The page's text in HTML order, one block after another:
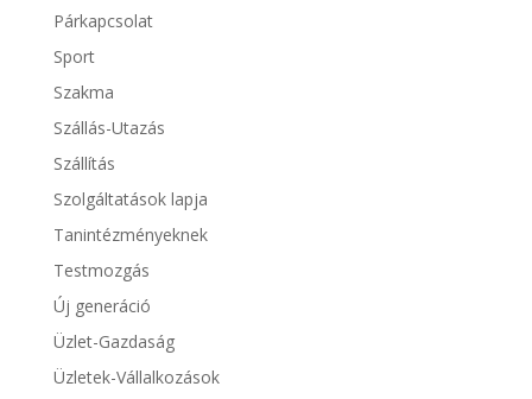
Párkapcsolat
Sport
Szakma
Szállás-Utazás
Szállítás
Szolgáltatások lapja
Tanintézményeknek
Testmozgás
Új generáció
Üzlet-Gazdaság
Üzletek-Vállalkozások